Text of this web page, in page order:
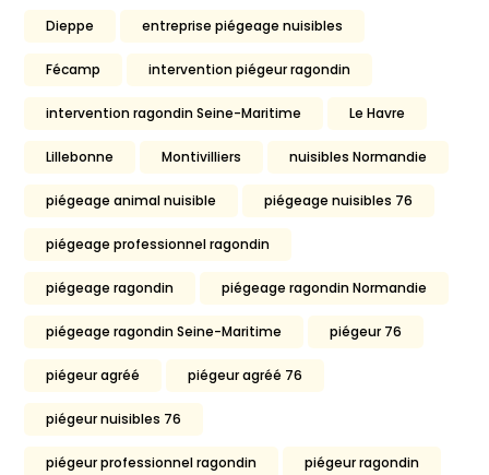
Dieppe entreprise piégeage nuisibles
Fécamp intervention piégeur ragondin
intervention ragondin Seine-Maritime Le Havre
Lillebonne Montivilliers nuisibles Normandie
piégeage animal nuisible piégeage nuisibles 76
piégeage professionnel ragondin
piégeage ragondin piégeage ragondin Normandie
piégeage ragondin Seine-Maritime piégeur 76
piégeur agréé piégeur agréé 76
piégeur nuisibles 76
piégeur professionnel ragondin piégeur ragondin